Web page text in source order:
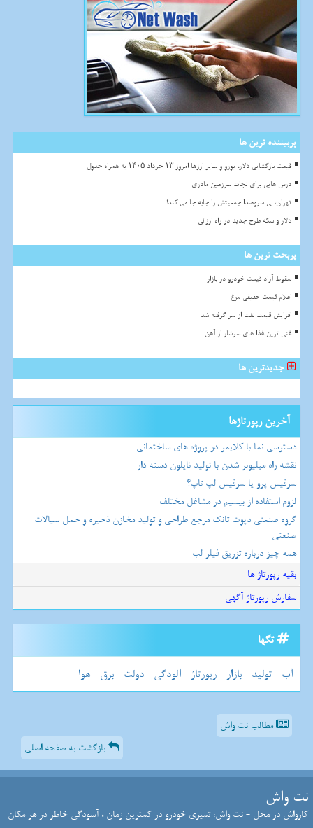
پربیننده ترین ها
قیمت بازگشایی دلار، یورو و سایر ارزها امروز ۱۳ خرداد ۱۴۰۵ به همراه جدول
درس هایی برای نجات سرزمین مادری
تهران، بی سروصدا جمعیتش را جابه جا می کند!
دلار و سکه طرح جدید در راه ارزانی
پربحث ترین ها
سقوط آزاد قیمت خودرو در بازار
اعلام قیمت حقیقی مرغ
افزایش قیمت نفت از سر گرفته شد
غنی ترین غذا های سرشار از آهن
جدیدترین ها
آخرین رپورتاژها
دسترسی نما با کلایمر در پروژه های ساختمانی
نقشه راه میلیونر شدن با تولید نایلون دسته دار
سرفیس پرو یا سرفیس لپ تاپ؟
لزوم استفاده از بیسیم در مشاغل مختلف
گروه صنعتی دپوت تانک مرجع طراحی و تولید مخازن ذخیره و حمل سیالات
صنعتی
همه چیز درباره تزریق فیلر لب
بقیه رپورتاژ ها
سفارش رپورتاژ آگهی
تگها
آب تولید بازار رپورتاژ آلودگی دولت برق هوا
مطالب نت واش
بازگشت به صفحه اصلی
نت واش
کارواش در محل - نت واش: تمیزی خودرو در کمترین زمان ، آسودگی خاطر در هر مکان